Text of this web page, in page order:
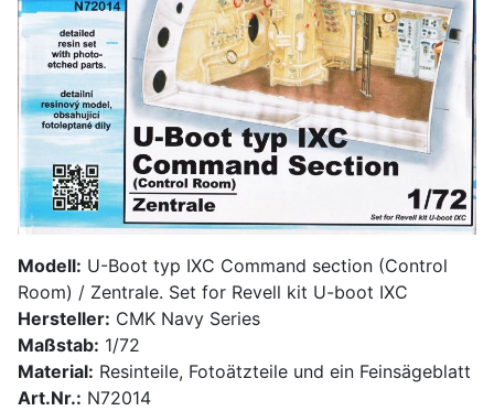
Modell: U-Boot typ IXC Command section (Control
Room) / Zentrale. Set for Revell kit U-boot IXC
Hersteller: CMK Navy Series
Maßstab: 1/72
Material: Resinteile, Fotoätzteile und ein Feinsägeblatt
Art.Nr.: N72014